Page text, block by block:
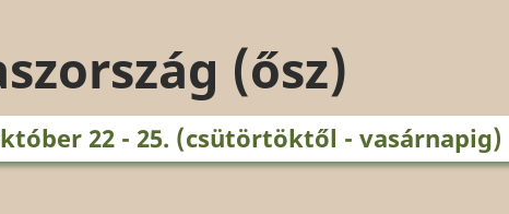
(ősz)
22 - 25. (csütörtöktől - vasárnapig)